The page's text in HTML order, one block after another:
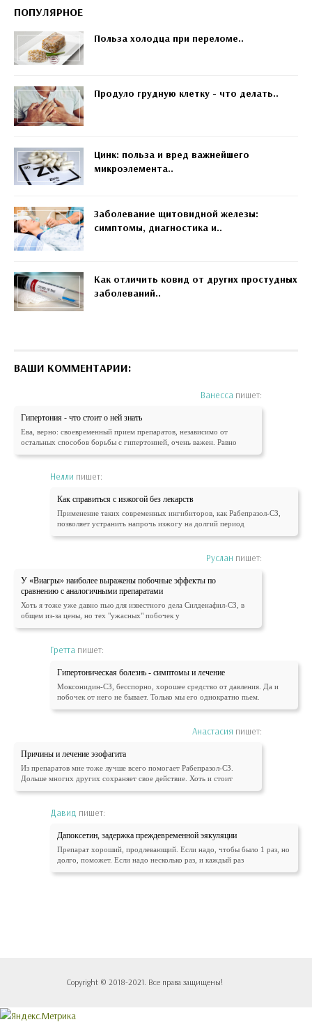
ПОПУЛЯРНОЕ
Польза холодца при переломе..
Продуло грудную клетку - что делать..
Цинк: польза и вред важнейшего
микроэлемента..
Заболевание щитовидной железы:
симптомы, диагностика и..
Как отличить ковид от других простудных
заболеваний..
ВАШИ КОММЕНТАРИИ:
Ванесса пишет:
Гипертония - что стоит о ней знать
Ева, верно: своевременный прием препаратов, независимо от
остальных способов борьбы с гипертонией, очень важен. Равно
Нелли пишет:
Как справиться с изжогой без лекарств
Применение таких современных ингибиторов, как Рабепразол-СЗ,
позволяет устранить напрочь изжогу на долгий период
Руслан пишет:
У «Виагры» наиболее выражены побочные эффекты по
сравнению с аналогичными препаратами
Хоть я тоже уже давно пью для известного дела Силденафил-СЗ, в
общем из-за цены, но тех "ужасных" побочек у
Гретта пишет:
Гипертоническая болезнь - симптомы и лечение
Моксонидин-СЗ, бесспорно, хорошее средство от давления. Да и
побочек от него не бывает. Только мы его однократно пьем.
Анастасия пишет:
Причины и лечение эзофагита
Из препаратов мне тоже лучше всего помогает Рабепразол-СЗ.
Дольше многих других сохраняет свое действие. Хоть и стоит
Давид пишет:
Дапоксетин, задержка преждевременной эякуляции
Препарат хороший, продлевающий. Если надо, чтобы было 1 раз, но
долго, поможет. Если надо несколько раз, и каждый раз
Copyright © 2018-2021. Все права защищены!